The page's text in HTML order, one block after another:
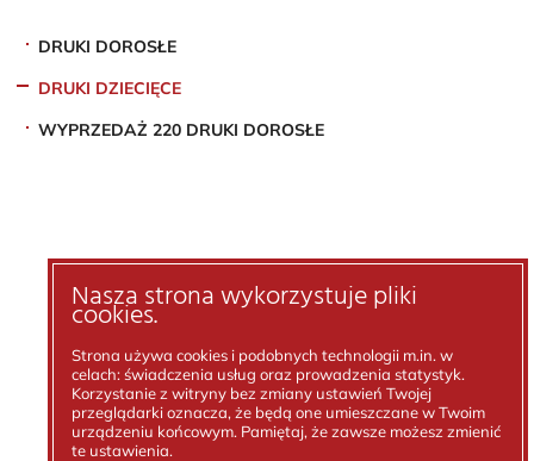
DRUKI DOROSŁE
DRUKI DZIECIĘCE
WYPRZEDAŻ 220 DRUKI DOROSŁE
Nasza strona wykorzystuje pliki
cookies.
Strona używa cookies i podobnych technologii m.in. w
celach: świadczenia usług oraz prowadzenia statystyk.
Korzystanie z witryny bez zmiany ustawień Twojej
przeglądarki oznacza, że będą one umieszczane w Twoim
urządzeniu końcowym. Pamiętaj, że zawsze możesz zmienić
te ustawienia.